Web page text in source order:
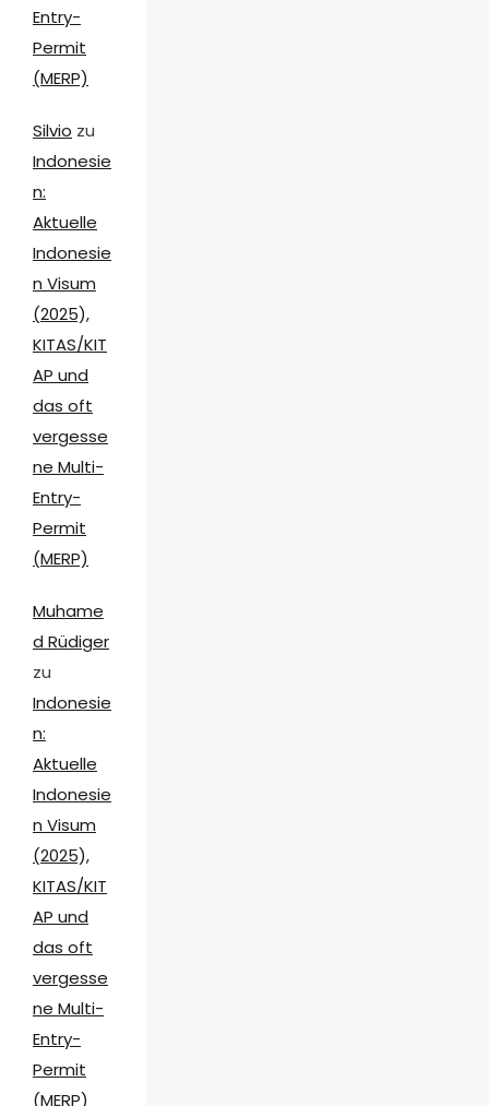
Entry-
Permit
(MERP)
Silvio zu
Indonesie
n:
Aktuelle
Indonesie
n Visum
(2025),
KITAS/KIT
AP und
das oft
vergesse
ne Multi-
Entry-
Permit
(MERP)
Muhame
d Rüdiger
zu
Indonesie
n:
Aktuelle
Indonesie
n Visum
(2025),
KITAS/KIT
AP und
das oft
vergesse
ne Multi-
Entry-
Permit
(MERP)